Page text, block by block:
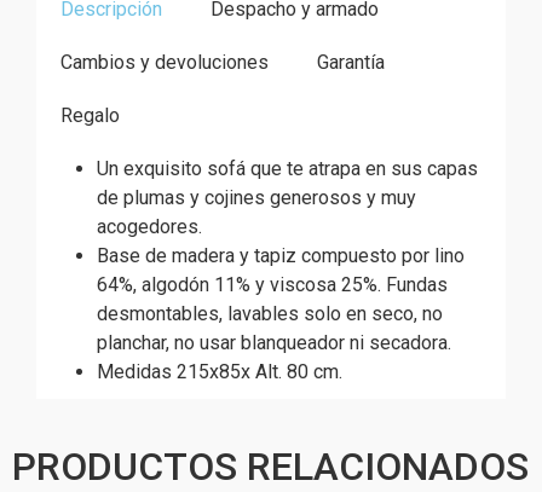
Descripción Despacho y armado
Cambios y devoluciones Garantía
Regalo
Un exquisito sofá que te atrapa en sus capas
de plumas y cojines generosos y muy
acogedores.
Base de madera y tapiz compuesto por lino
64%, algodón 11% y viscosa 25%. Fundas
desmontables, lavables solo en seco, no
planchar, no usar blanqueador ni secadora.
Medidas 215x85x Alt. 80 cm.
PRODUCTOS RELACIONADOS